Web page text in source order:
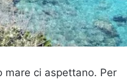
mare ci aspettano. Per